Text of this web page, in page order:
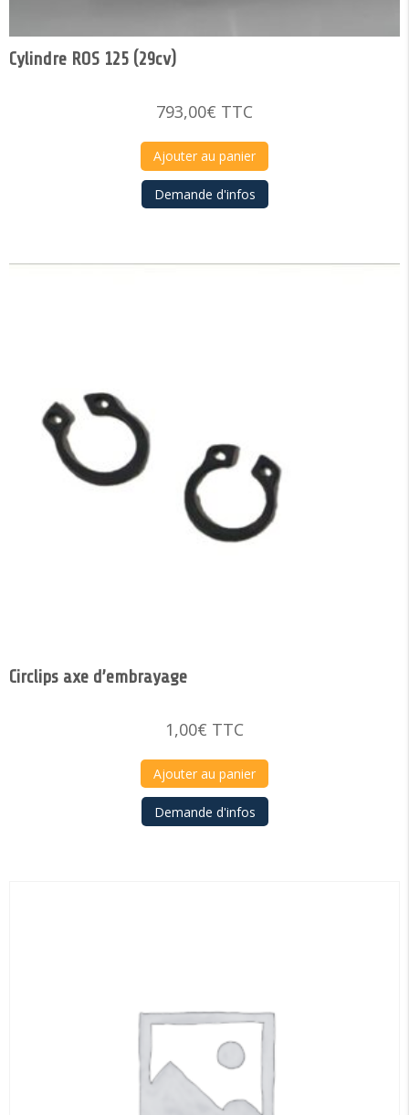
Cylindre ROS 125 (29cv)
793,00€ TTC
Ajouter au panier
Demande d'infos
Circlips axe d’embrayage
1,00€ TTC
Ajouter au panier
Demande d'infos